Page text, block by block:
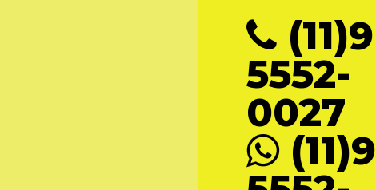
(11)9
5552-
0027
(11)9